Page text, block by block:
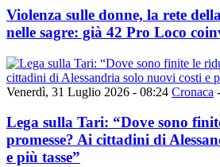
Violenza sulle donne, la rete
nelle sagre: già 42 Pro Loco
Venerdì, 31 Luglio 2026 - 08:24 Cronaca -
Lega sulla Tari: “Dove sono
promesse? Ai cittadini di
e più tasse”